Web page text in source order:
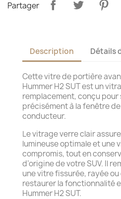
Partager
Description Détails
Cette vitre de portière
Hummer H2 SUT est un
remplacement, conçu pour
précisément à la fenêtre
conducteur.
Le vitrage verre clair
lumineuse optimale et une
compromis, tout en
d’origine de votre SUV. Il
une vitre fissurée, rayée
restaurer la fonctionnalité
Hummer H2 SUT.